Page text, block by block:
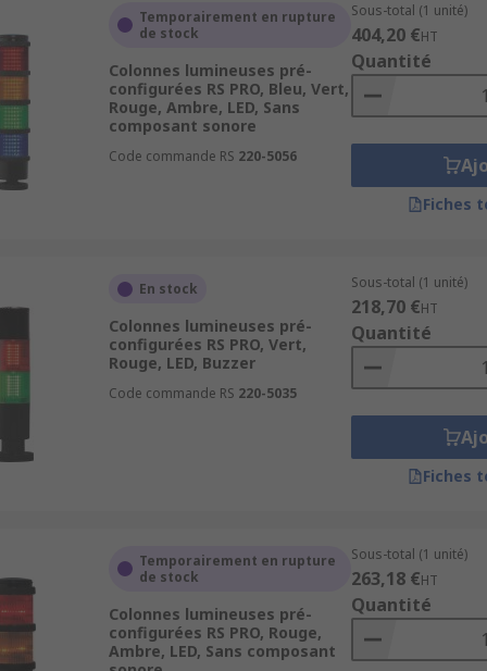
alertes informatives.
ou Flash LED, et peuvent être associés à des
diamètres (souvent 40 à 70 millimètres) et
balise lumineuse autonome, ou un lampadaire colonne
230V ou basse tension, avec différents supports de
un système de signalisation ou sur un équipement
avec des fiches produit détaillées (série,
Temporairement en rupture
de stock
Colonnes lumineuses pré-
configurées RS PRO, Bleu, Vert,
Rouge, Ambre, LED, Sans
composant sonore
Code commande RS 220-5056
Sous-total (1 unité)
404,20 €HT
Quantité
Fiches
En stock
Colonnes lumineuses pré-
configurées RS PRO, Vert,
Rouge, LED, Buzzer
Code commande RS 220-5035
Sous-total (1 unité)
218,70 €HT
Quantité
Fiches
Temporairement en rupture
de stock
Colonnes lumineuses pré-
configurées RS PRO, Rouge,
Ambre, LED, Sans composant
Sous-total (1 unité)
263,18 €HT
Quantité